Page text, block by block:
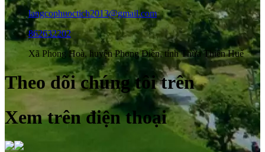
langcophuoctich2013@gmail.com
862632202
Xã Phong Hoà, huyện Phong Điền, tỉnh Thừa Thiên Huế
Theo dõi chúng tôi trên
Xem trên điện thoại